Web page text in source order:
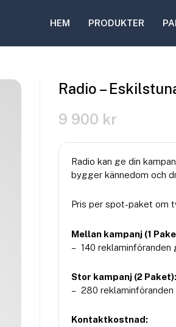
HEM PRODUKTER
Radio –
9 900 kr
Radio kan ge din
bygger kännedom och
Pris per spot-paket om
Mellan kampanj (1
– 140 reklaminföranden
Stor kampanj (2 Paket):
– 280
Kontaktkostnad: